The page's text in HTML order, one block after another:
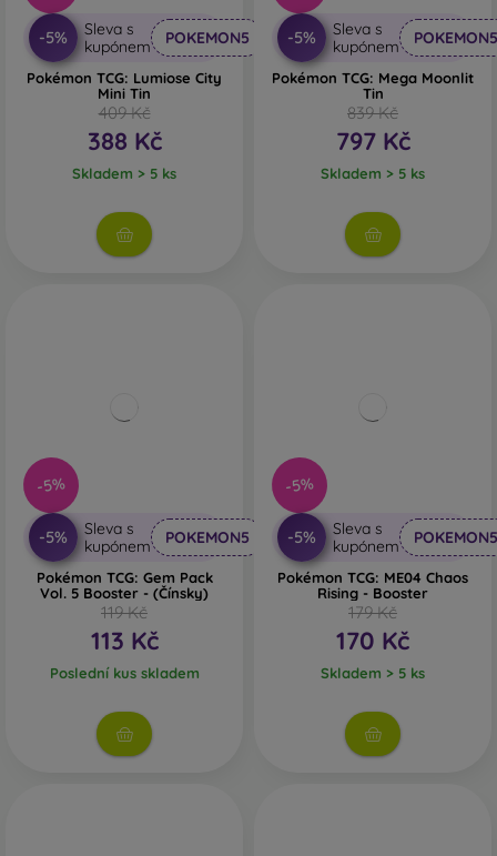
-5%
Sleva s
kupónem
POKEMON5
Pokémon TCG: Lumiose City
Mini Tin
409 Kč
388 Kč
Skladem > 5 ks
-5%
Sleva s
kupónem
POKEMON5
Pokémon TCG: Mega Moonlit
Tin
839 Kč
797 Kč
Skladem > 5 ks
-5%
-5%
Sleva s
kupónem
POKEMON5
Pokémon TCG: Gem Pack
Vol. 5 Booster - (Čínsky)
119 Kč
113 Kč
Poslední kus skladem
-5%
-5%
Sleva s
kupónem
POKEMON5
Pokémon TCG: ME04 Chaos
Rising - Booster
179 Kč
170 Kč
Skladem > 5 ks